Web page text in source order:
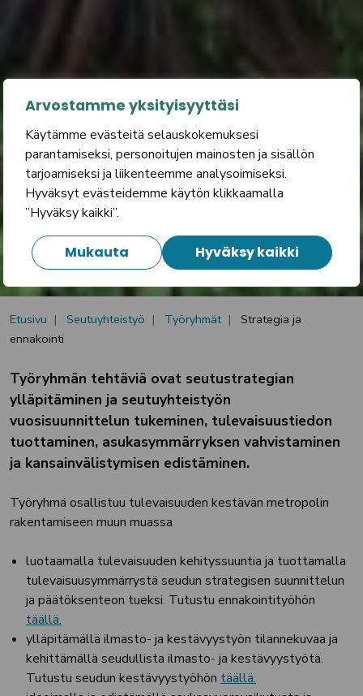
Arvostamme yksityisyyttäsi
Käytämme evästeitä selauskokemuksesi
parantamiseksi, personoitujen mainosten ja sisällön
tarjoamiseksi ja liikenteemme analysoimiseksi.
Hyväksyt evästeidemme käytön klikkaamalla
”Hyväksy kaikki”.
Mukauta Hyväksy kaikki
Strategia ja
ennakointi
Etusivu Seutuyhteistyö Työryhmät
Strategia ja
ennakointi
Työryhmän tehtäviä ovat seutustrategian
ylläpitäminen ja seutuyhteistyön
vuosisuunnittelun tukeminen, tulevaisuustiedon
tuottaminen, asukasymmärryksen vahvistaminen
ja kansainvälistymisen edistäminen.
Työryhmä osallistuu tulevaisuuden kestävän metropolin
rakentamiseen muun muassa
luotaamalla tulevaisuuden kehityssuuntia ja tuottamalla
tulevaisuusymmärrystä seudun strategisen suunnittelun
ja päätöksenteon tueksi. Tutustu ennakointityöhön
täällä.
ylläpitämällä ilmasto- ja kestävyystyön tilannekuvaa ja
kehittämällä seudullista ilmasto- ja kestävyystyötä.
Tutustu seudun kestävyystyöhön täällä.